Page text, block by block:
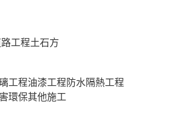
工程土石方
工程油漆工程 防水隔熱工程
環保其他施工